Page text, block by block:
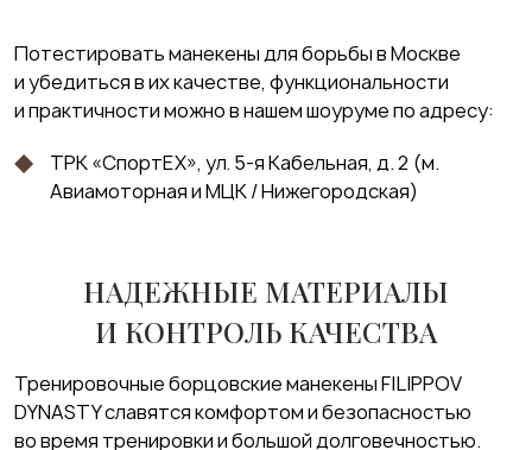
Потестировать манекены для борьбы в Москве
и убедиться в их качестве, функциональности
и практичности можно в нашем шоуруме по адресу:
ТРК «СпортEX», ул. 5-я Кабельная, д. 2 (м.
Авиамоторная и МЦК / Нижегородская)
НАДЕЖНЫЕ МАТЕРИАЛЫ
И КОНТРОЛЬ КАЧЕСТВА
Тренировочные борцовские манекены FILIPPOV
DYNASTY славятся комфортом и безопасностью
во время тренировки и большой долговечностью.